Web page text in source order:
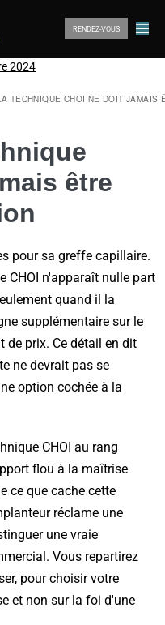
RENDEZ-VOUS
2024
TECHNIQUE CHOI NE DOIT JAMAIS
être
pour sa greffe capillaire.
CHOI n'apparaît nulle part
quand il la
supplémentaire sur le
de prix. Ce détail en dit
ne devrait pas se
option cochée à la
CHOI au rang
flou à la maîtrise
ce que cache cette
réclame une
une vraie
Vous repartirez
pour choisir votre
et non sur la foi d'une